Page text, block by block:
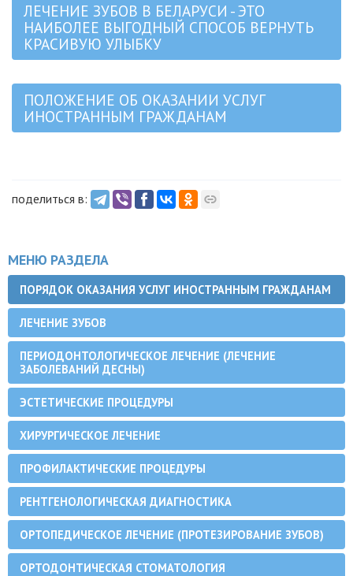
ЛЕЧЕНИЕ ЗУБОВ В БЕЛАРУСИ - ЭТО
НАИБОЛЕЕ ВЫГОДНЫЙ СПОСОБ ВЕРНУТЬ
КРАСИВУЮ УЛЫБКУ
ПОЛОЖЕНИЕ ОБ ОКАЗАНИИ УСЛУГ
ИНОСТРАННЫМ ГРАЖДАНАМ
поделиться в:
МЕНЮ РАЗДЕЛА
ПОРЯДОК ОКАЗАНИЯ УСЛУГ ИНОСТРАННЫМ ГРАЖДАНАМ
ЛЕЧЕНИЕ ЗУБОВ
ПЕРИОДОНТОЛОГИЧЕСКОЕ ЛЕЧЕНИЕ (ЛЕЧЕНИЕ
ЗАБОЛЕВАНИЙ ДЕСНЫ)
ЭСТЕТИЧЕСКИЕ ПРОЦЕДУРЫ
ХИРУРГИЧЕСКОЕ ЛЕЧЕНИЕ
ПРОФИЛАКТИЧЕСКИЕ ПРОЦЕДУРЫ
РЕНТГЕНОЛОГИЧЕСКАЯ ДИАГНОСТИКА
ОРТОПЕДИЧЕСКОЕ ЛЕЧЕНИЕ (ПРОТЕЗИРОВАНИЕ ЗУБОВ)
ОРТОДОНТИЧЕСКАЯ СТОМАТОЛОГИЯ